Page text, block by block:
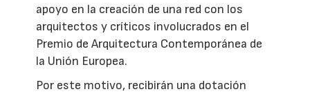
apoyo en la creación de una red con los
arquitectos y críticos involucrados en el
Premio de Arquitectura Contemporánea de
la Unión Europea.
Por este motivo, recibirán una dotación